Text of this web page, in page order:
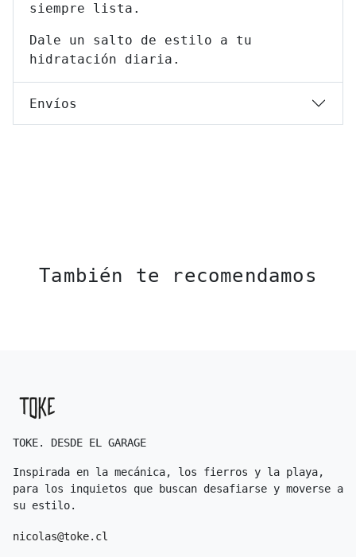
siempre lista.
Dale un salto de estilo a tu
hidratación diaria.
Envíos
También te recomendamos
TOKE. DESDE EL GARAGE
Inspirada en la mecánica, los fierros y la playa,
para los inquietos que buscan desafiarse y moverse a
su estilo.
nicolas@toke.cl